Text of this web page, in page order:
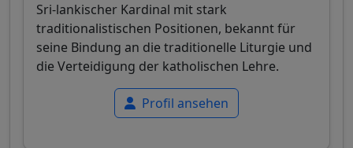
Sri-lankischer Kardinal mit stark
traditionalistischen Positionen, bekannt für
seine Bindung an die traditionelle Liturgie und
die Verteidigung der katholischen Lehre.
Profil ansehen